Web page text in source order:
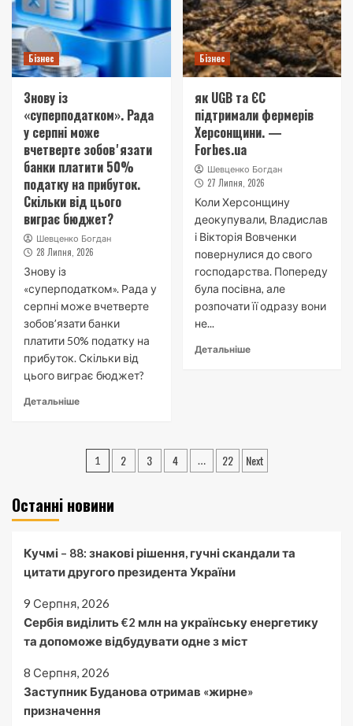
Бізнес
Знову із
«суперподатком». Рада
у серпні може
вчетверте зобовʼязати
банки платити 50%
податку на прибуток.
Скільки від цього
виграє бюджет?
Шевценко Богдан
28 Липня, 2026
Знову із
«суперподатком». Рада у
серпні може вчетверте
зобовʼязати банки
платити 50% податку на
прибуток. Скільки від
цього виграє бюджет?
Детальніше
Бізнес
як UGB та ЄС
підтримали фермерів
Херсонщини. —
Forbes.ua
Шевценко Богдан
27 Липня, 2026
Коли Херсонщину
деокупували, Владислав
і Вікторія Вовченки
повернулися до свого
господарства. Попереду
була посівна, але
розпочати її одразу вони
не...
Детальніше
Пагінація
1 2 3 4 … 22 Next
Останні новини
Кучмі – 88: знакові рішення, гучні скандали та
цитати другого президента України
9 Серпня, 2026
Сербія виділить €2 млн на українську енергетику
та допоможе відбудувати одне з міст
8 Серпня, 2026
Заступник Буданова отримав «жирне»
призначення